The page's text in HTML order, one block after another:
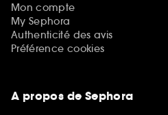
Mon compte
My Sephora
Authenticité des avis
Préférence cookies
A propos de Sephora